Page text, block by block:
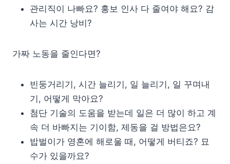
관리직이 나빠요? 홍보 인사 다 줄여야 해요? 감
사는 시간 낭비?
가짜 노동을 줄인다면?
빈둥거리기, 시간 늘리기, 일 늘리기, 일 꾸며내
기, 어떻게 막아요?
첨단 기술의 도움을 받는데 일은 더 많이 하고 계
속 더 바빠지는 기이함, 제동을 걸 방법은요?
밥벌이가 영혼에 해로울 때, 어떻게 버티죠? 묘
수가 있을까요?